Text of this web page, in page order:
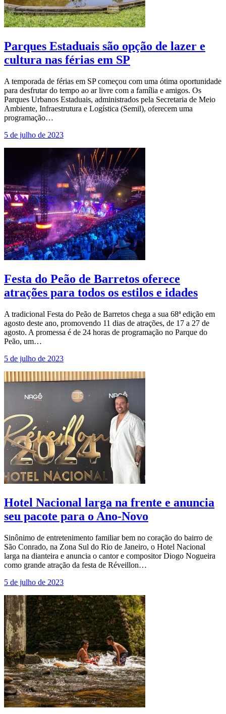
Parques Estaduais são opção de lazer e
cultura nas férias em SP
A temporada de férias em SP começou com uma ótima oportunidade
para desfrutar do tempo ao ar livre com a família e amigos. Os
Parques Urbanos Estaduais, administrados pela Secretaria de Meio
Ambiente, Infraestrutura e Logística (Semil), oferecem uma
programação…
5 de julho de 2023
Festa do Peão de Barretos oferece
atrações para todos os estilos e idades
A tradicional Festa do Peão de Barretos chega a sua 68ª edição em
agosto deste ano, promovendo 11 dias de atrações, de 17 a 27 de
agosto. A promessa é de 24 horas de programação no Parque do
Peão, um…
5 de julho de 2023
Hotel Nacional larga na frente e anuncia
seu pacote para o Ano-Novo
Sinônimo de entretenimento familiar bem no coração do bairro de
São Conrado, na Zona Sul do Rio de Janeiro, o Hotel Nacional
larga na dianteira e anuncia o cantor e compositor Diogo Nogueira
como grande atração da festa de Réveillon…
5 de julho de 2023